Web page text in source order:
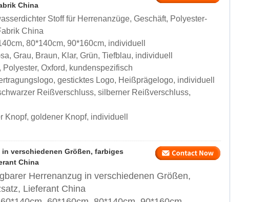
China
Stoff für Herrenanzüge, Geschäft, Polyester-
China
80*140cm, 90*160cm, individuell
Grau, Braun, Klar, Grün, Tiefblau, individuell
Oxford, kundenspezifisch
gesticktes Logo, Heißprägelogo, individuell
Reißverschluss, silberner Reißverschluss,
Knopf, goldener Knopf, individuell
verschiedenen Größen, farbiges
China
Herrenanzug in verschiedenen Größen,
Lieferant China